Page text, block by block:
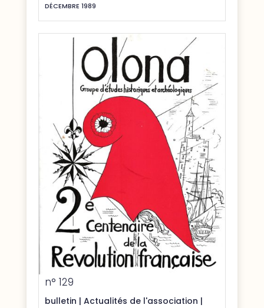
DÉCEMBRE 1989
n° 129
bulletin | Actualités de l'association |